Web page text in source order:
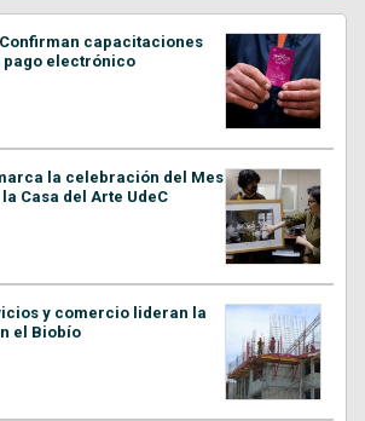
capacitaciones
pago electrónico
la celebración del Mes
Casa del Arte UdeC
y comercio lideran la
el Biobío